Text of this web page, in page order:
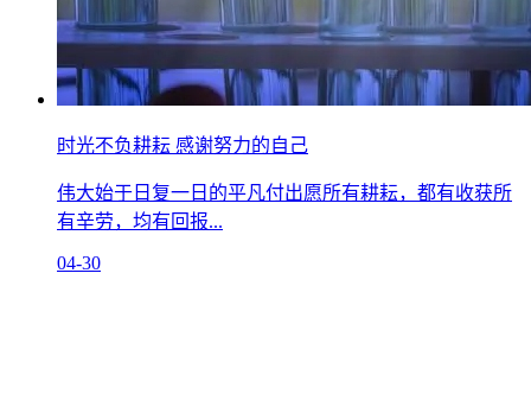
时光不负耕耘 感谢努力的自己
伟大始于日复一日的平凡付出愿所有耕耘，都有收获所
有辛劳，均有回报...
04-30